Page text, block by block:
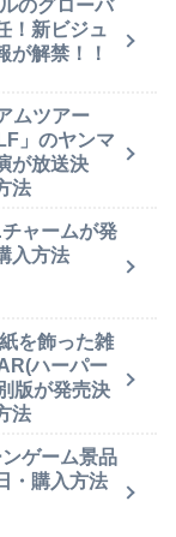
のグローバ
！新ビジュ
が解禁！！
ムツアー
」のヤンマ
が放送決
法
ャームが発
入方法
を飾った雑
ハーパー
版が発売決
法
ゲーム景品
・購入方法